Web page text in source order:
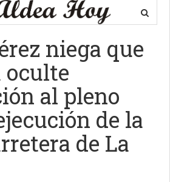
niega que
al pleno
de la
de La